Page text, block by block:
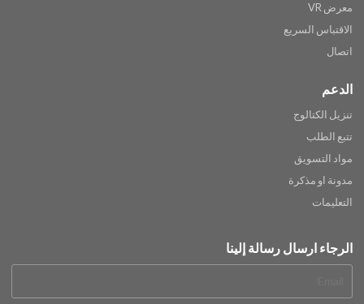
معرض VR
الاقتباس السريع
اتصال
الدعم
تنزيل الكتالوج
تتبع الطلب
مواد التسويق
مدونة او مذكرة
التعليمات
الرجاء ارسال رسالة إلينا